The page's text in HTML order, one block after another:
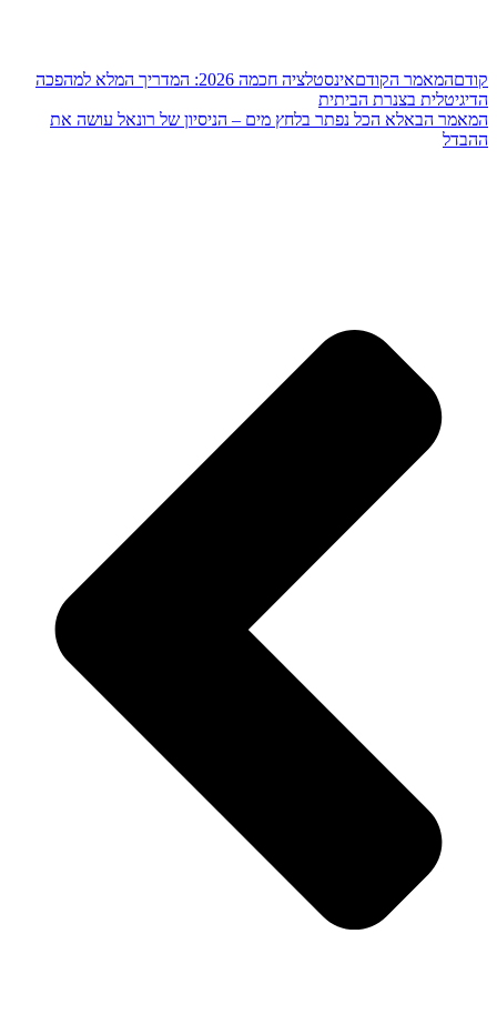
הקודם
אינסטלציה חכמה 2026: המדריך המלא למהפכה
בצנרת הביתית
לא הכל נפתר בלחץ מים – הניסיון של רונאל עושה את